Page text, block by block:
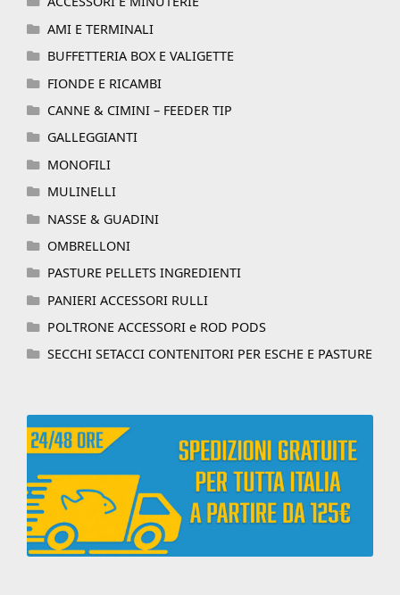
AMI E TERMINALI
BUFFETTERIA BOX E VALIGETTE
FIONDE E RICAMBI
CANNE & CIMINI – FEEDER TIP
GALLEGGIANTI
MONOFILI
MULINELLI
NASSE & GUADINI
OMBRELLONI
PASTURE PELLETS INGREDIENTI
PANIERI ACCESSORI RULLI
POLTRONE ACCESSORI e ROD PODS
SECCHI SETACCI CONTENITORI PER ESCHE E PASTURE